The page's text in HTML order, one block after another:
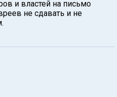
и властей на письмо
не сдавать и не